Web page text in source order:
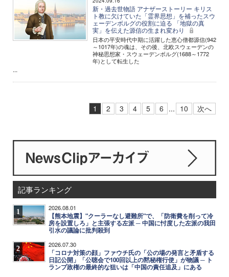
新・過去世物語 アナザーストーリー キリス
ト教に欠けていた「霊界思想」を補ったスウ
ェーデンボルグの役割に迫る 「地獄の真
実」を伝えた源信の生まれ変わり
日本の平安時代中期に活躍した恵心僧都源信(942
～1017年)の魂は、その後、北欧スウェーデンの
神秘思想家・スウェーデンボルグ(1688～1772
年)として転生した
...
1 2 3 4 5 6 ... 10 次へ
記事ランキング
1 2026.08.01
【熊本地震】"クーラーなし避難所"で、「防衛費を削って冷
房を設置しろ」と主張する左派 ─ 中国に忖度した左派の我田
引水の議論に批判殺到
2 2026.07.30
「コロナ対策の顔」ファウチ氏の「公の場の発言と矛盾する
日記公開」「公聴会で100回以上の黙秘権行使」が物議 ─ ト
ランプ政権の最終的な狙いは「中国の責任追及」にある